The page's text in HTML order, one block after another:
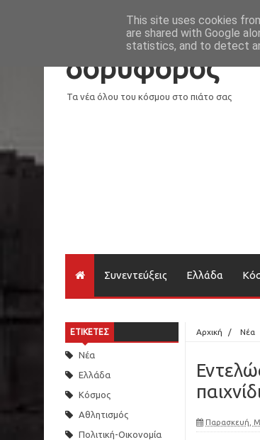
Loading...
δορυφόρος
Τα νέα όλου του κόσμου στο πιάτο σας
Συνεντεύξεις Ελλάδα
ΕΤΙΚΕΤΕΣ
Νέα
Ελλάδα
Κόσμος
Αθλητισμός
Πολιτική-Οικονομία
Αρχική / Νέα
Παρασκευή,
This site uses cookies
are shared with Google
statistics, and to detect